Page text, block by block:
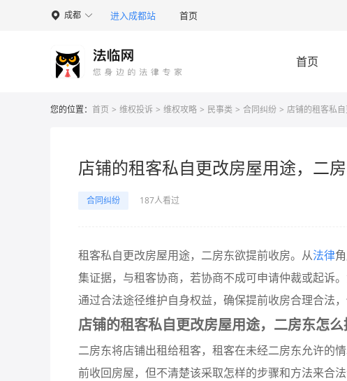
 成都 进入成都站 首页
首页
您的位置： 首页 > 维权投诉 > 维权攻略 > 民事类 > 合同纠纷 > 店铺的租客私
店铺的租客私自更改房屋用途，二
合同纠纷 187人看过
租客私自更改房屋用途，二房东欲提前收房。从法律
集证据，与租客协商，若协商不成可申请仲裁或起诉
通过合法途径维护自身权益，确保提前收房合理合法，
店铺的租客私自更改房屋用途，二房东怎
二房东将店铺出租给租客，租客在未经二房东允许的
前收回房屋，但不清楚该采取怎样的步骤和方法来合法